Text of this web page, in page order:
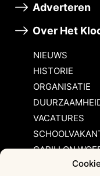
Adverteren
Over Het
NIEUWS
HISTORIE
ORGANISATIE
VACATURES
CARILLON